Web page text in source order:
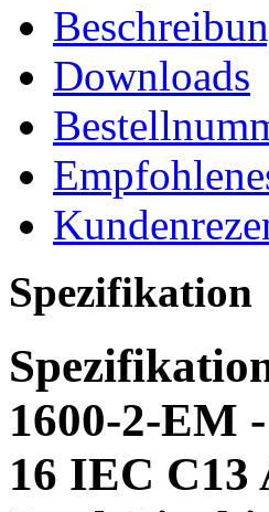
Downloads
Spezifikation
1600-2-EM
16 IEC C13